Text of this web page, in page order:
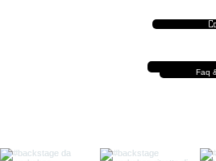
Faq